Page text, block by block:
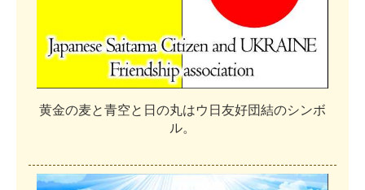
黄金の麦と青空と 日 の丸はウ 日 友好団結のシンボ
ル。